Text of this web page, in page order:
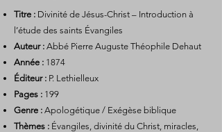
Titre : Divinité de Jésus-Christ – Introduction à
l’étude des saints Évangiles
Auteur : Abbé Pierre Auguste Théophile Dehaut
Année : 1874
Éditeur : P. Lethielleux
Pages : 199
Genre : Apologétique / Exégèse biblique
Thèmes : Évangiles, divinité du Christ, miracles,